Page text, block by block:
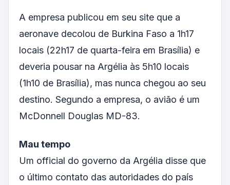
A empresa publicou em seu site que a
aeronave decolou de Burkina Faso a 1h17
locais (22h17 de quarta-feira em Brasília) e
deveria pousar na Argélia às 5h10 locais
(1h10 de Brasília), mas nunca chegou ao seu
destino. Segundo a empresa, o avião é um
McDonnell Douglas MD-83.
Mau tempo
Um official do governo da Argélia disse que
o último contato das autoridades do país